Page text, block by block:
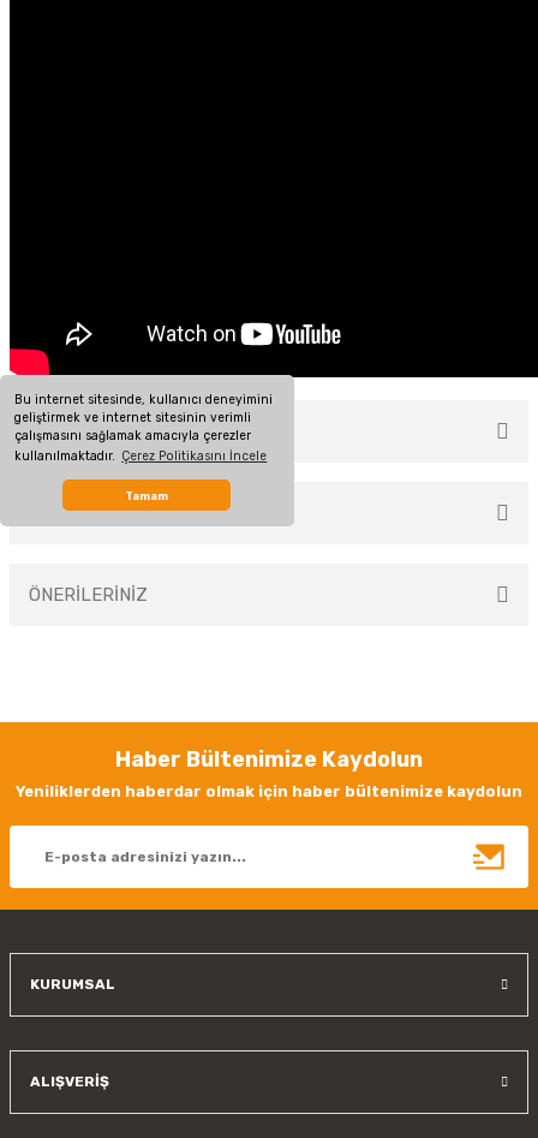
Bu internet sitesinde, kullanıcı deneyimini
geliştirmek ve internet sitesinin verimli
çalışmasını sağlamak amacıyla çerezler
kullanılmaktadır. Çerez Politikasını İncele
Tamam
MÜŞTERİ YORUMLARI
Bu ürüne ilk yorumu siz yapın!
TAKSİT SEÇENEKLERİ
ÖNERİLERİNİZ
Görüş ve önerileriniz için teşekkür ederiz.
Ürün resmi kalitesiz, bozuk veya görüntülenemiyor.
Ürün bilgilerinde hatalar bulunuyor.
Haber Bültenimize Kaydolun
Yeniliklerden haberdar olmak için haber bültenimize kaydolun
KURUMSAL
ALIŞVERİŞ